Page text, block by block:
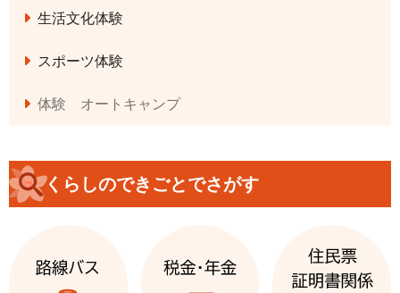
生活文化体験
スポーツ体験
体験 オートキャンプ
くらしのできごとでさがす